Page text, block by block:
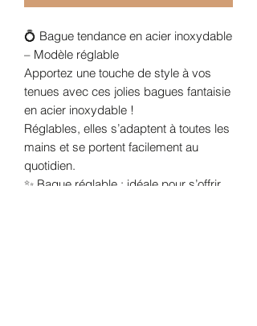
💍 Bague tendance en acier inoxydable
– Modèle réglable
Apportez une touche de style à vos
tenues avec ces jolies bagues fantaisie
en acier inoxydable !
Réglables, elles s’adaptent à toutes les
mains et se portent facilement au
quotidien.
✨ Bague réglable : idéale pour s’offrir